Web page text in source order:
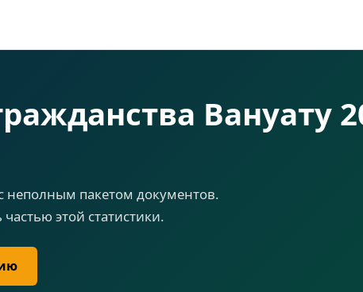
Вануату
неполным пакетом документов.
этой статистики.